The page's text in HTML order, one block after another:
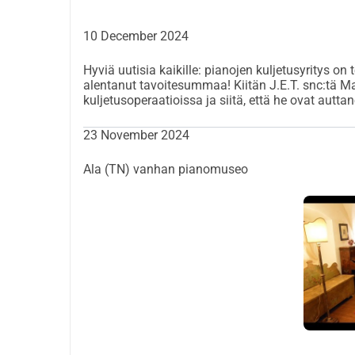
Trentinoon.
jotta se voitaisiin viedä turvalliseen paikkaan!
tasalla kuljetuksesta ja saapumisesta museoon
10 December 2024
Hyviä uutisia kaikille: pianojen kuljetusyritys on
alentanut tavoitesummaa! Kiitän J.E.T. snc:tä
kuljetusoperaatioissa ja siitä, että he ovat
23 November 2024
Ala (TN) vanhan pianomuseo